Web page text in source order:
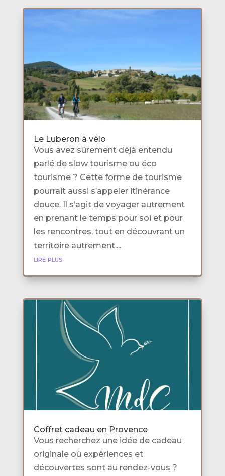
Le Luberon à vélo
Vous avez sûrement déjà entendu
parlé de slow tourisme ou éco
tourisme ? Cette forme de tourisme
pourrait aussi s’appeler itinérance
douce. Il s’agit de voyager autrement
en prenant le temps pour soi et pour
les rencontres, tout en découvrant un
territoire autrement....
lire plus
Coffret cadeau en Provence
Vous recherchez une idée de cadeau
originale où expériences et
découvertes sont au rendez-vous ?